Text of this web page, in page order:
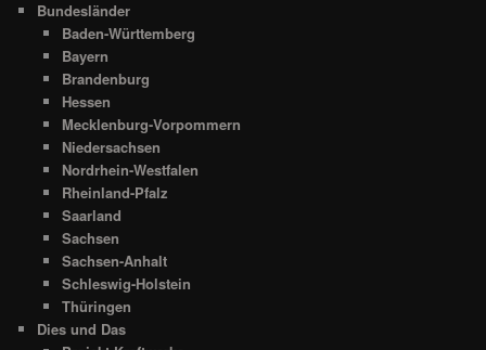
Bundesländer
Baden-Württemberg
Bayern
Brandenburg
Hessen
Mecklenburg-Vorpommern
Niedersachsen
Nordrhein-Westfalen
Rheinland-Pfalz
Saarland
Sachsen
Sachsen-Anhalt
Schleswig-Holstein
Thüringen
Dies und Das